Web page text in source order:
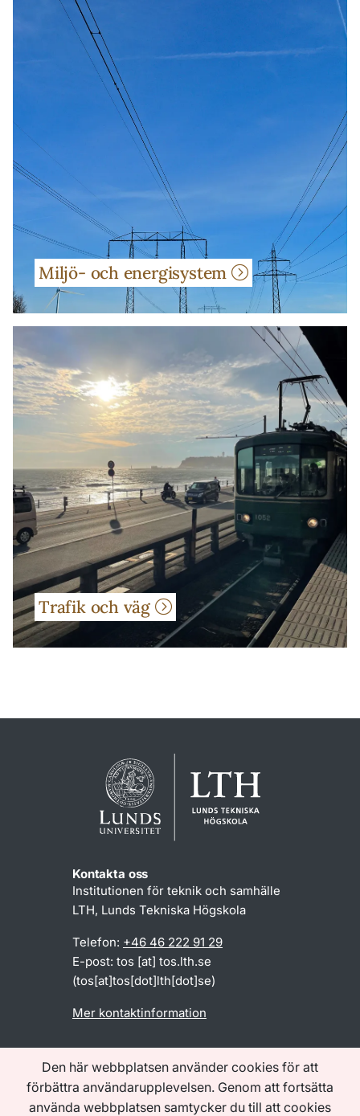
Den här webbplatsen använder cookies för att
förbättra användarupplevelsen. Genom att fortsätta
använda webbplatsen samtycker du till att cookies
Miljö- och energisystem
Trafik och väg
Kontakta oss
Institutionen för teknik och samhälle
LTH, Lunds Tekniska Högskola
Telefon: +46 46 222 91 29
E-post: tos [at] tos.lth.se
(tos[at]tos[dot]lth[dot]se)
Mer kontaktinformation
Om webbplatsen
Tillgänglighetsredogörelse
Behandling av personuppgifter